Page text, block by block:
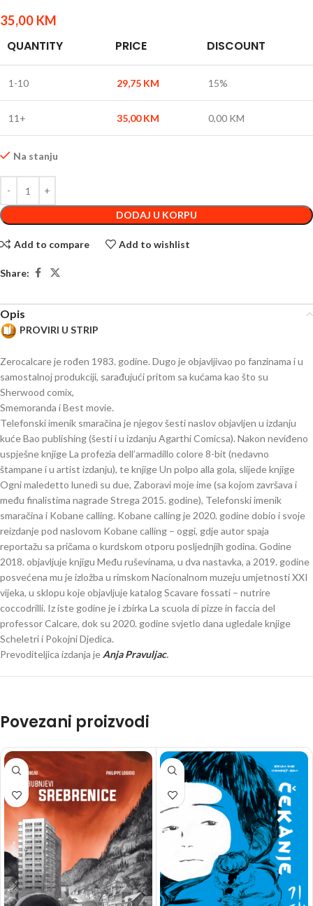
35,00 KM
QUANTITY PRICE DISCOUNT
1-10 29,75 KM 15%
11+ 35,00KM 0,00 KM
Na stanju
DODAJ U KORPU
Add to compare Add to wishlist
Share:
Opis
PROVIRI U STRIP
Zerocalcare je rođen 1983. godine. Dugo je objavljivao po fanzinama i u
samostalnoj produkciji, sarađujući pritom sa kućama kao što su
Sherwood comix,
Smemoranda i Best movie.
Telefonski imenik smaračina je njegov šesti naslov objavljen u izdanju
kuće Bao publishing (šesti i u izdanju Agarthi Comicsa). Nakon neviđeno
uspješne knjige La profezia dell’armadillo colore 8-bit (nedavno
štampane i u artist izdanju), te knjige Un polpo alla gola, slijede knjige
Ogni maledetto lunedì su due, Zaboravi moje ime (sa kojom završava i
među finalistima nagrade Strega 2015. godine), Telefonski imenik
smaračina i Kobane calling. Kobane calling je 2020. godine dobio i svoje
reizdanje pod naslovom Kobane calling – oggi, gdje autor spaja
reportažu sa pričama o kurdskom otporu posljednjih godina. Godine
2018. objavljuje knjigu Među ruševinama, u dva nastavka, a 2019. godine
posvećena mu je izložba u rimskom Nacionalnom muzeju umjetnosti XXI
vijeka, u sklopu koje objavljuje katalog Scavare fossati – nutrire
coccodrilli. Iz iste godine je i zbirka La scuola di pizze in faccia del
professor Calcare, dok su 2020. godine svjetlo dana ugledale knjige
Scheletri i Pokojni Djedica.
Prevoditeljica izdanja je Anja Pravuljac.
Povezani proizvodi